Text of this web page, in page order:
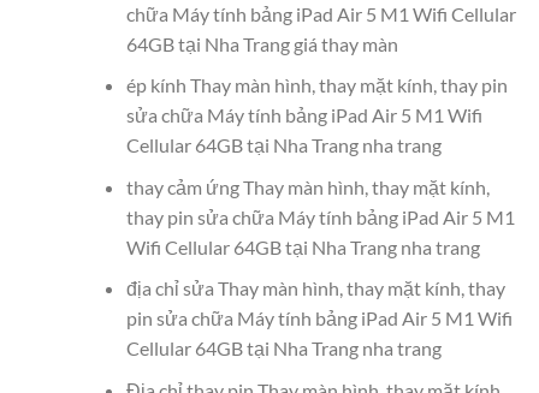
chữa Máy tính bảng iPad Air 5 M1 Wifi Cellular
64GB tại Nha Trang giá thay màn
ép kính Thay màn hình, thay mặt kính, thay pin
sửa chữa Máy tính bảng iPad Air 5 M1 Wifi
Cellular 64GB tại Nha Trang nha trang
thay cảm ứng Thay màn hình, thay mặt kính,
thay pin sửa chữa Máy tính bảng iPad Air 5 M1
Wifi Cellular 64GB tại Nha Trang nha trang
địa chỉ sửa Thay màn hình, thay mặt kính, thay
pin sửa chữa Máy tính bảng iPad Air 5 M1 Wifi
Cellular 64GB tại Nha Trang nha trang